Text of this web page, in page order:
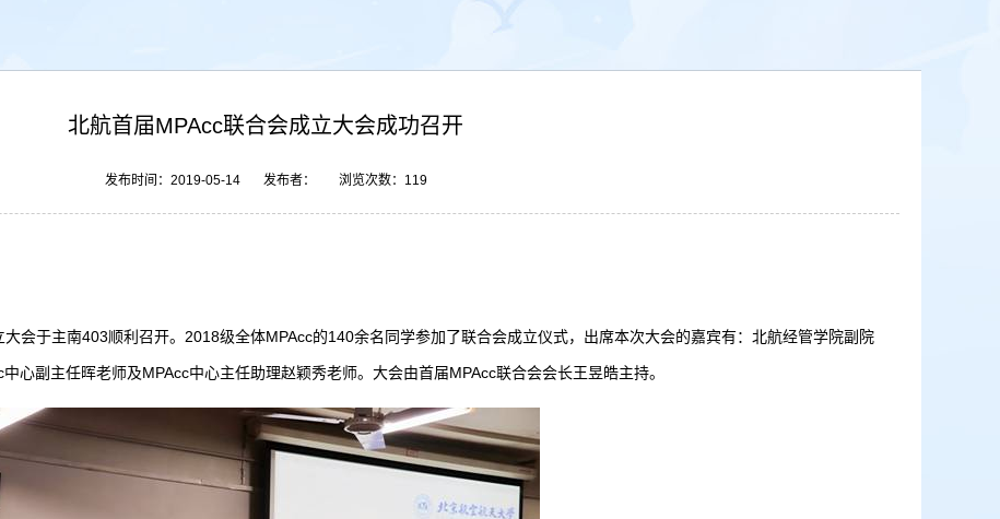
北航首届MPAcc联合会成立大会成功召开
发布时间：2019-05-14 发布者： 浏览次数： 119
会于主南403顺利召开。2018级全体MPAcc的140余名同学参加了联合会成立仪式，出席本次大会的嘉宾有：北航经管学院副院
心副主任晖老师及MPAcc中心主任助理赵颖秀老师。大会由首届MPAcc联合会会长王昱皓主持。